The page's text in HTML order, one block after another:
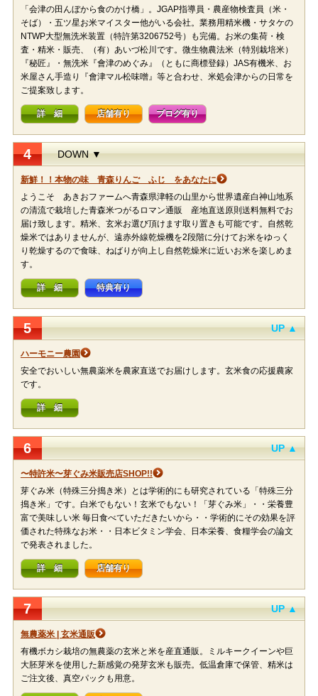
「会津の田んぼから食のかけ橋」。JGAP指導員・農産物検査員（米・
そば）・五ツ星お米マイスター他がいる会社。業務用精米機・サタケの
NTWP大型無洗米装置（特許第3206752号）も完備。お米の集荷・検
査・精米・販売、（有）あいづ松川です。微生物農法米（特別栽培米）
『秘匠』・無洗米『會津のめぐみ』（ともに商標登録）JAS有機米、お
米屋さん手造り『會津マル松味噌』等と合わせ、米処会津からの日常を
ご提案致します。
詳 細 店舗有り ブログ有り
4 DOWN ▼
新鮮！！本物の味 青森りんご ふじ をあなたに
ようこそ あきおファームへ青森県津軽の山里から世界遺産白神山地系
の清流で栽培した青森米つがるロマン通販 産地直送原則送料無料でお
届け致します。精米、玄米お選び頂けます取り置きも可能です。自然乾
燥米ではありませんが、遠赤外線乾燥機を2段階に分けてお米をゆっく
り乾燥するので食味、ねばりが向上し自然乾燥米に近いお米を楽しめま
す。
詳 細 特典有り
5 UP ▲
ハーモニー農園
安全でおいしい無農薬米を農家直送でお届けします。玄米食の応援農家
です。
詳 細
6 UP ▲
〜特許米〜芽ぐみ米販売店SHOP!!
芽ぐみ米（特殊三分搗き米）とは学術的にも研究されている「特殊三分
搗き米」です。白米でもない！玄米でもない！「芽ぐみ米」・・栄養豊
富で美味しい米 毎日食べていただきたいから・・学術的にその効果を評
価された特殊なお米・・日本ビタミン学会、日本栄養、食糧学会の論文
で発表されました。
詳 細 店舗有り
7 UP ▲
無農薬米 | 玄米通販
有機ボカシ栽培の無農薬の玄米と米を産直通販。ミルキークイーンや巨
大胚芽米を使用した新感覚の発芽玄米も販売。低温倉庫で保管、精米は
ご注文後、真空パックも用意。